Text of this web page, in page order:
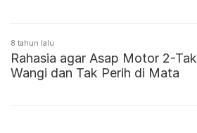
8 tahun lalu
Rahasia agar Asap Motor 2-Tak
Wangi dan Tak Perih di Mata